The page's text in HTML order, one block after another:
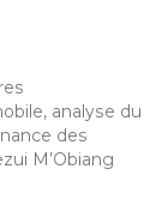
analyse du
des
M’Obiang